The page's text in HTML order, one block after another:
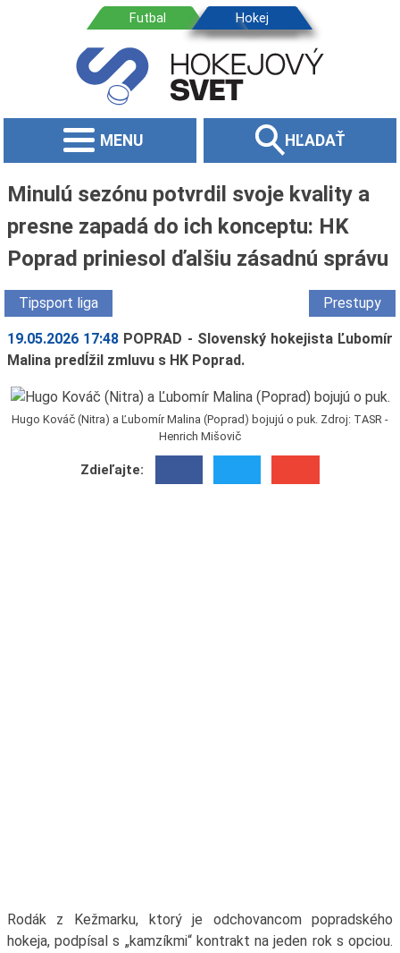
MENU HĽADAŤ
Minulú sezónu potvrdil svoje kvality a
presne zapadá do ich konceptu: HK
Poprad priniesol ďalšiu zásadnú správu
Tipsport liga Prestupy
19.05.2026 17:48 POPRAD - Slovenský hokejista Ľubomír
Malina predĺžil zmluvu s HK Poprad.
Hugo Kováč (Nitra) a Ľubomír Malina (Poprad) bojujú o puk. Zdroj: TASR -
Henrich Mišovič
Zdieľajte:
Rodák z Kežmarku, ktorý je odchovancom popradského
hokeja, podpísal s „kamzíkmi“ kontrakt na jeden rok s opciou.